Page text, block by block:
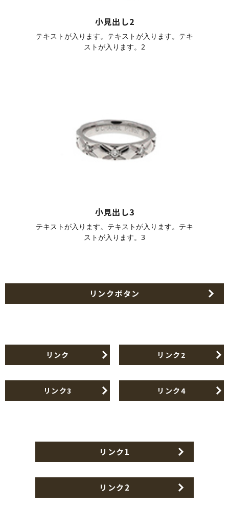
小見出し2
テキストが入ります。テキストが入ります。テキ
ストが入ります。2
小見出し3
テキストが入ります。テキストが入ります。テキ
ストが入ります。3
リンクボタン
リンク リンク2
リンク3 リンク4
リンク1
リンク2